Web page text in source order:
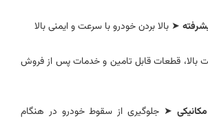
➤ بالا بردن خودرو با سرعت و ایمنی بالا
بالا، قطعات قابل تامین و خدمات پس از فروش
➤ جلوگیری از سقوط خودرو در هنگام